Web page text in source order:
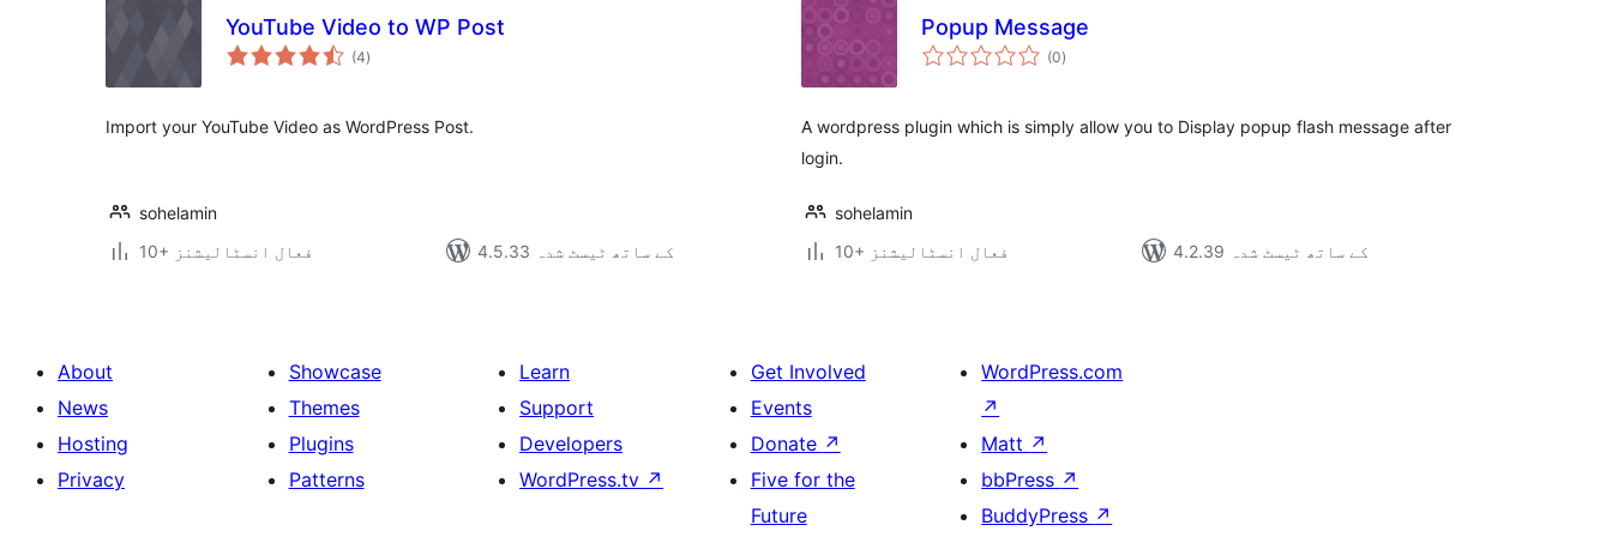
YouTube Video to WP Post
(4مجموعی
درجہ
)
Import your YouTube Video as WordPress Post.
sohelamin
10+ فعال انسٹالیشنز
4.5.33 کے ساتھ ٹیسٹ شدہ
Popup Message
(0مجموعی
درجہ
)
A wordpress plugin which is simply allow you to Display popup flash message after
login.
sohelamin
10+ فعال انسٹالیشنز
4.2.39 کے ساتھ ٹیسٹ شدہ
About
News
Hosting
Privacy
Showcase
Themes
Plugins
Patterns
Learn
Support
Developers
WordPress.tv ↗
Get Involved
Events
Donate ↗
Five for the
Future
WordPress.com
↗
Matt ↗
bbPress ↗
BuddyPress ↗